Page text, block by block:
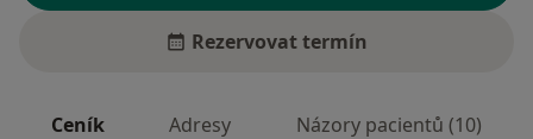
Rezervovat termín
Ceník Adresy Názory pacientů (10)